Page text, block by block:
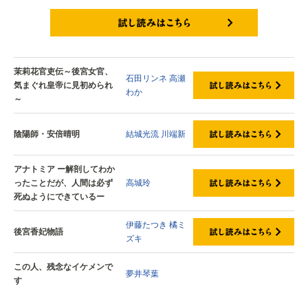
茉莉花官吏伝～後宮女官、
気まぐれ皇帝に見初められ
～
石田リンネ 高瀬
わか
陰陽師・安倍晴明 結城光流 川端新
アナトミア ー解剖してわか
ったことだが、人間は必ず
死ぬようにできているー
高城玲
後宮香妃物語
伊藤たつき 橘ミ
ズキ
この人、残念なイケメンで
す
夢井琴葉